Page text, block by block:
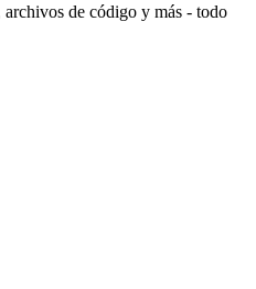
de código y más - todo